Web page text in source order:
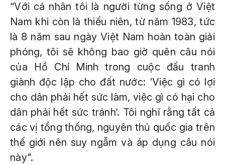
“Với cá nhân tôi là người từng sống ở Việt
Nam khi còn là thiếu niên, từ năm 1983, tức
là 8 năm sau ngày Việt Nam hoàn toàn giải
phóng, tôi sẽ không bao giờ quên câu nói
của Hồ Chí Minh trong cuộc đấu tranh
giành độc lập cho đất nước: ‘Việc gì có lợi
cho dân phải hết sức làm, việc gì có hại cho
dân phải hết sức tránh’. Tôi nghĩ rằng tất cả
các vị tổng thống, nguyên thủ quốc gia trên
thế giới nên suy ngẫm và áp dụng câu nói
này".